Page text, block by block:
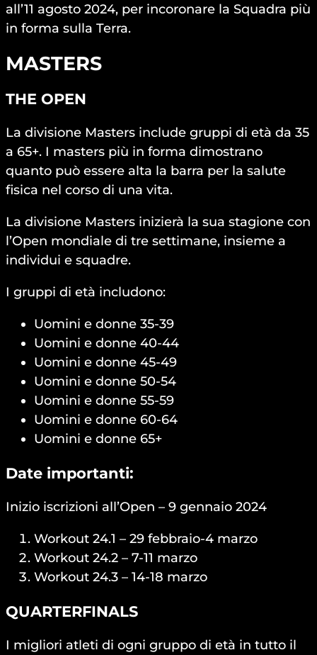
all’11 agosto 2024, per incoronare la Squadra più
in forma sulla Terra.
MASTERS
THE OPEN
La divisione Masters include gruppi di età da 35
a 65+. I masters più in forma dimostrano
quanto può essere alta la barra per la salute
fisica nel corso di una vita.
La divisione Masters inizierà la sua stagione con
l’Open mondiale di tre settimane, insieme a
individui e squadre.
I gruppi di età includono:
Uomini e donne 35-39
Uomini e donne 40-44
Uomini e donne 45-49
Uomini e donne 50-54
Uomini e donne 55-59
Uomini e donne 60-64
Uomini e donne 65+
Date importanti:
Inizio iscrizioni all’Open – 9 gennaio 2024
Workout 24.1 – 29 febbraio-4 marzo
Workout 24.2 – 7-11 marzo
Workout 24.3 – 14-18 marzo
QUARTERFINALS
I migliori atleti di ogni gruppo di età in tutto il